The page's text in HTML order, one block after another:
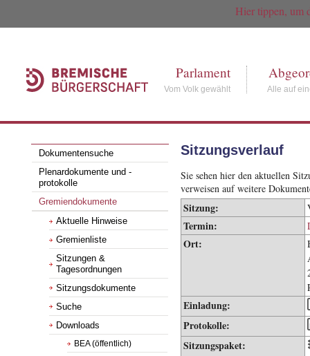
Hier tippen, um
Parlament
Vom Volk gewählt Alle auf
Dokumentensuche
Plenardokumente und -
protokolle
Gremiendokumente
Aktuelle Hinweise
Gremienliste
Sitzungen &
Tagesordnungen
Sitzungsdokumente
Suche
Downloads
BEA (öffentlich)
Sitzungsverlauf
Sie sehen hier den aktuellen
verweisen auf weitere
Sitzung:
Termin:
Ort:
Einladung:
Protokolle:
Sitzungspaket: